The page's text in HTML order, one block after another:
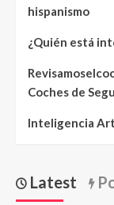
hispanismo
¿Quién está
Coches de
Inteligencia
Latest